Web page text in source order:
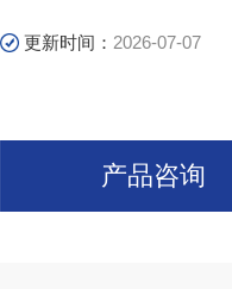
更新时间： 2026-07-07
产品咨询